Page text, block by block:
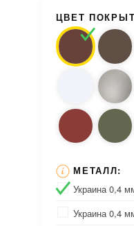
ЦВЕТ
МЕТАЛЛ:
Украина 0,4
Украина 0,4